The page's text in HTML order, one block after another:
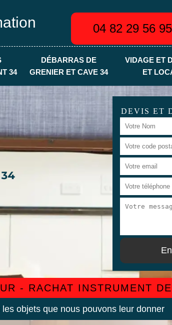
04 82 29 56 95
34
DÉBARRAS DE
GRENIER ET CAVE 34
VIDAGE ET
ET
DEVIS ET
- RACHAT INSTRUMENT
objets que nous pouvons leur donner